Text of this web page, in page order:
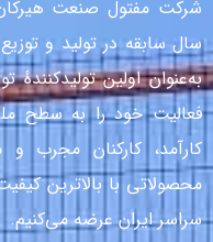
سال سابقه در تولید و
به‌عنوان اولین
فعالیت خود را به سطح
کارآمد، کارکنان مجرب
محصولاتی با بالاترین
سراسر ایران عرضه می‌کنیم.